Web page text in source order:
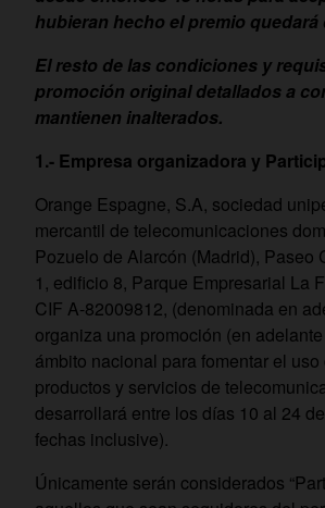
hubieran hecho el premio quedará
El resto de las condiciones y
promoción original detallados a
mantienen inalterados.
1.- Empresa organizadora y
Orange Espagne, S.A, sociedad
mercantil de telecomunicaciones
Pozuelo de Alarcón (Madrid), Paseo
1, edificio 8, Parque Empresarial La
CIF A-82009812, (denominada en
organiza una promoción (en
ámbito nacional para fomentar el uso
productos y servicios de
desarrollará entre los días 10 al 24
fechas inclusive).
Únicamente serán considerados